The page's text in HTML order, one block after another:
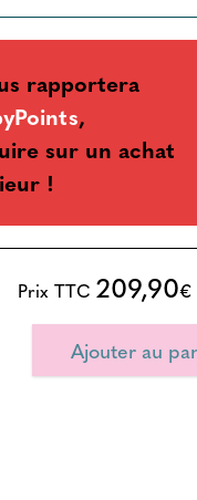
rapportera
,
sur un achat
!
Prix TTC 209,90€